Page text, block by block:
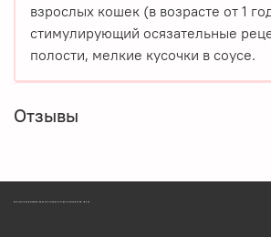
взрослых кошек (в возрасте от 1
стимулирующий осязательные
полости, мелкие кусочки в соусе.
Отзывы